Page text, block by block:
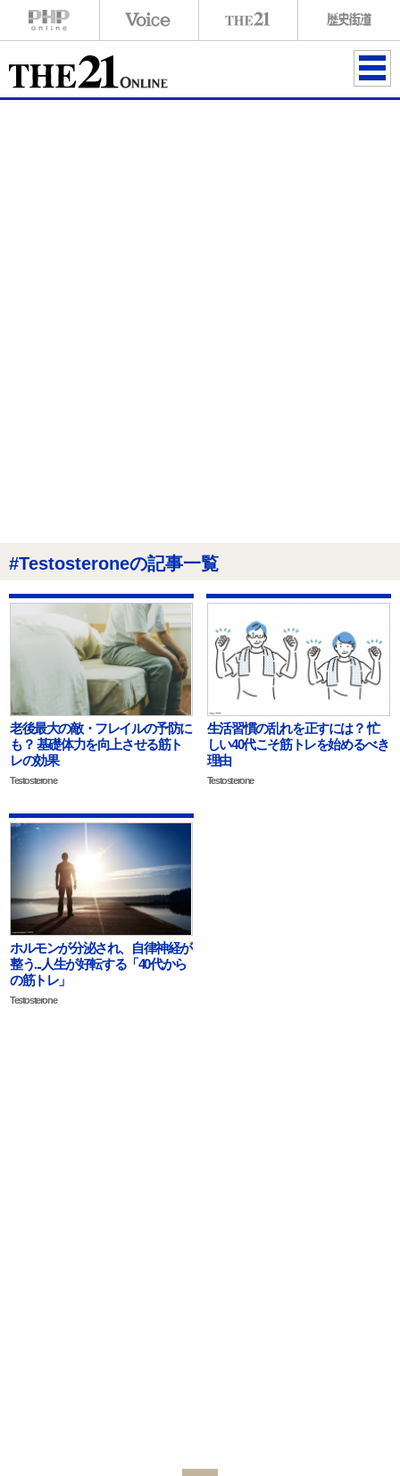
#Testosteroneの記事一覧
老後最大の敵・フレイルの予防に
も？ 基礎体力を向上させる筋ト
レの効果
Testosterone
生活習慣の乱れを正すには？ 忙
しい40代こそ筋トレを始めるべき
理由
Testosterone
ホルモンが分泌され、自律神経が
整う...人生が好転する「40代から
の筋トレ」
Testosterone